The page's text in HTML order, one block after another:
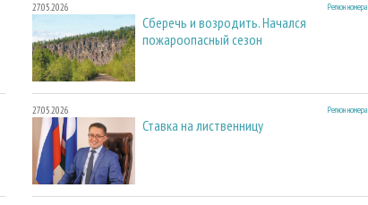
27.05.2026 Регион номера
Сберечь и возродить. Начался
пожароопасный сезон
27.05.2026 Регион номера
Ставка на лиственницу